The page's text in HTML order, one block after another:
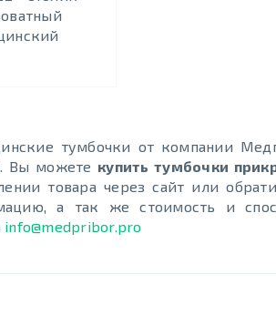
тумбочки от компании
. Вы можете купить тумбочки
товара через сайт или
а так же стоимость и
info@medpribor.pro